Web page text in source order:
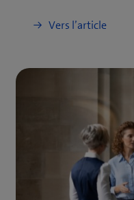
Vers l’article